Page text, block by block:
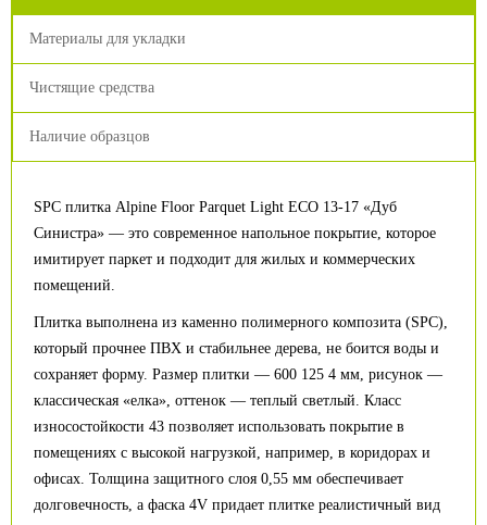
Материалы для укладки
Чистящие средства
Наличие образцов
SPC плитка Alpine Floor Parquet Light ECO 13-17 «Дуб
Синистра» — это современное напольное покрытие, которое
имитирует паркет и подходит для жилых и коммерческих
помещений.
Плитка выполнена из каменно полимерного композита (SPC),
который прочнее ПВХ и стабильнее дерева, не боится воды и
сохраняет форму. Размер плитки — 600 125 4 мм, рисунок —
классическая «елка», оттенок — теплый светлый. Класс
износостойкости 43 позволяет использовать покрытие в
помещениях с высокой нагрузкой, например, в коридорах и
офисах. Толщина защитного слоя 0,55 мм обеспечивает
долговечность, а фаска 4V придает плитке реалистичный вид